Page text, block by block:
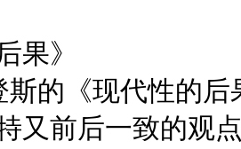
果》
的《现代性的后
又前后一致的观